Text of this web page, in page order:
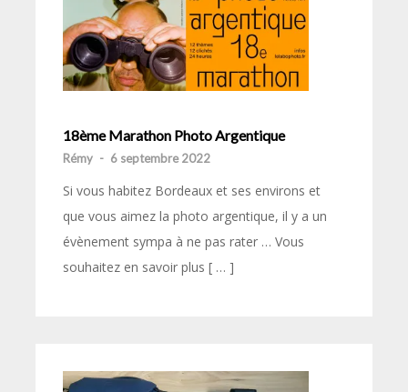
18ème Marathon Photo Argentique
Rémy - 6 septembre 2022
Si vous habitez Bordeaux et ses environs et
que vous aimez la photo argentique, il y a un
évènement sympa à ne pas rater … Vous
souhaitez en savoir plus [ … ]